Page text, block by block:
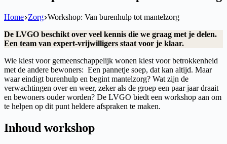
Home Zorg Workshop: Van burenhulp tot mantelzorg
De LVGO beschikt over veel kennis die we graag met je delen.
Een team van expert-vrijwilligers staat voor je klaar.
Wie kiest voor gemeenschappelijk wonen kiest voor betrokkenheid
met de andere bewoners: Een pannetje soep, dat kan altijd. Maar
waar eindigt burenhulp en begint mantelzorg? Wat zijn de
verwachtingen over en weer, zeker als de groep een paar jaar draait
en bewoners ouder worden? De LVGO biedt een workshop aan om
te helpen op dit punt heldere afspraken te maken.
Inhoud workshop